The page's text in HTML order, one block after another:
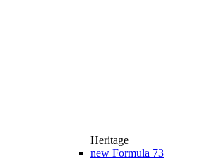
Heritage
new Formula 73